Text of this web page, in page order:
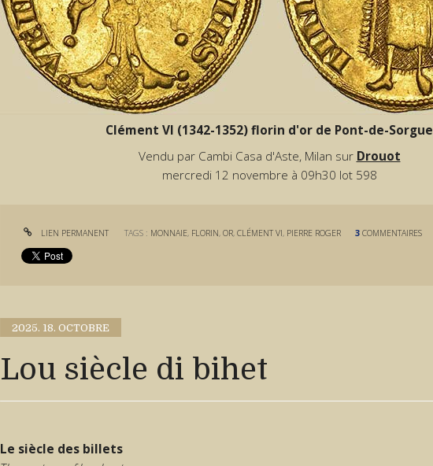
Clément VI (1342-1352) florin d'or de Pont-de-Sorgue
Vendu par Cambi Casa d'Aste, Milan sur Drouot
mercredi 12 novembre à 09h30 lot 598
LIEN PERMANENT TAGS : MONNAIE, FLORIN,OR,CLÉMENT VI, PIERRE ROGER 3 COMMENTAIRES
2025. 18. OCTOBRE
Lou siècle di bihet
Le siècle des billets